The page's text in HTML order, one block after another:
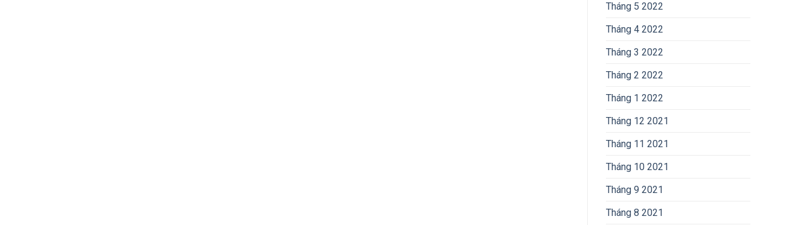
Tháng 5 2022
Tháng 4 2022
Tháng 3 2022
Tháng 2 2022
Tháng 1 2022
Tháng 12 2021
Tháng 11 2021
Tháng 10 2021
Tháng 9 2021
Tháng 8 2021